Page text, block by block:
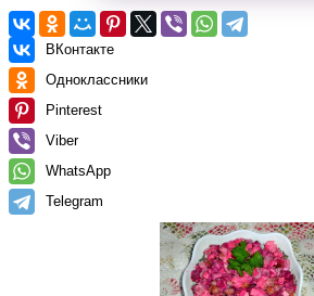
ВКонтакте
Одноклассники
Pinterest
Viber
WhatsApp
Telegram